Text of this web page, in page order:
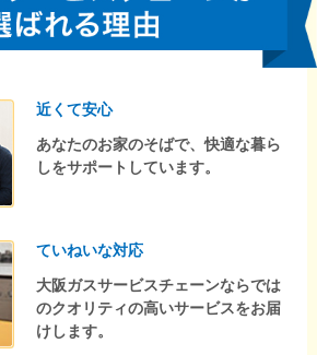
近くて安心
あなたのお家のそばで、快適な暮ら
しをサポートしています。
ていねいな対応
大阪ガスサービスチェーンならでは
のクオリティの高いサービスをお届
けします。